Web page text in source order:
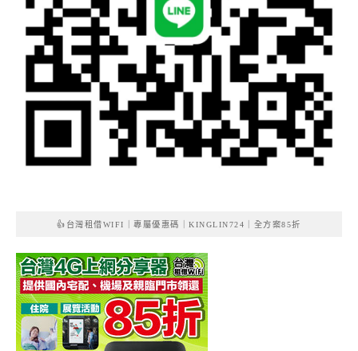
👍台灣租借WIFI｜專屬優惠碼｜KINGLIN724｜全方案85折